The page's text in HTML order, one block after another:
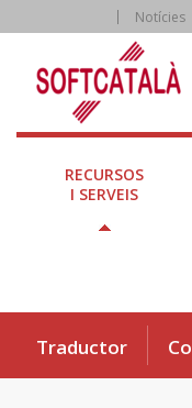
Notícies
RECURSOS
I SERVEIS
Traductor